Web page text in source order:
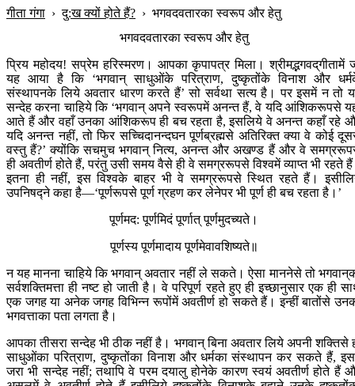
गीता गंगा ›दु:ख क्यों होते हैं? › भगवदवतारका स्वरूप और हेतु
भगवदवतारका स्वरूप और हेतु
प्रिय महोदय! सप्रेम हरिस्मरण। आपका कृपापत्र मिला। श्रीमद्भगवद‍्गीतामें
यह आया है कि ‘भगवान् साधुओंके परित्राण, दुष्कृतोंके विनाश और
संस्थापनके लिये अवतार धारण करते हैं’ सो सर्वथा सत्य है। पर इसमें न तो
सन्देह करना चाहिये कि ‘भगवान् अपने स्वरूपमें अनन्त हैं, वे यदि आंशिकरूपसे
आते हैं और वहाँ उनका आंशिकरूप ही बच रहता है, इसलिये वे अनन्त कहाँ रहे
यदि अनन्त नहीं, तो फिर सच्चिदानन्दघन पूर्णब्रह्मसे अतिरिक्त क्या वे कोई
वस्तु हैं?’ क्योंकि सचमुच भगवान् नित्य, अनन्त और अखण्ड हैं और वे
ही अवतीर्ण होते हैं, परंतु उसी समय वैसे ही वे समग्ररूपसे विश्वमें व्याप्त भी रहते
इतना ही नहीं, इस विश्वके बाहर भी वे समग्ररूपसे स्थित रहते हैं।
उपनिषद्ने कहा है—‘पूर्णरूपसे पूर्ण ग्रहण कर लेनेपर भी पूर्ण ही बच रहता है।’
पूर्णमद: पूर्णमिदं पूर्णात् पूर्णमुदच्यते।
पूर्णस्य पूर्णमादाय पूर्णमेवावशिष्यते॥
न यह मानना चाहिये कि भगवान् अवतार नहीं ले सकते। ऐसा माननेसे तो
सर्वशक्तिमत्ता ही नष्ट हो जाती है। वे परिपूर्ण रहते हुए ही इच्छानुसार एक ही
एक जगह या अनेक जगह विभिन्न रूपोंमें अवतीर्ण हो सकते हैं। इन्हीं बातोंसे
भगवत्ताका पता लगता है।
आपका तीसरा सन्देह भी ठीक नहीं है। भगवान् बिना अवतार लिये अपनी शक्तिसे
साधुओंका परित्राण, दुष्कृतोंका विनाश और धर्मका संस्थापन कर सकते हैं,
जरा भी सन्देह नहीं; तथापि वे परम दयालु होनेके कारण स्वयं अवतीर्ण होते हैं